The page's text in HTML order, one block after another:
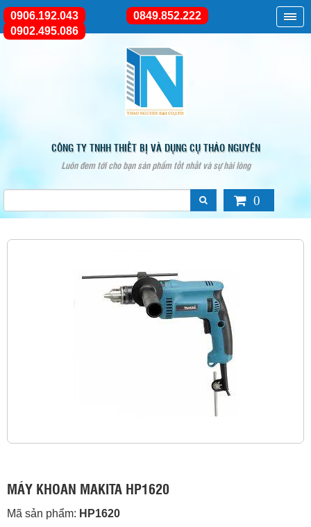
CÔNG TY TNHH THIẾT BỊ VÀ DỤNG CỤ THẢO NGUYÊN
Luôn đem tới cho bạn sản phẩm tốt nhất và sự hài lòng
0906.192.043
0849.852.222
0902.495.086
0
MÁY KHOAN MAKITA HP1620
Mã sản phẩm: HP1620